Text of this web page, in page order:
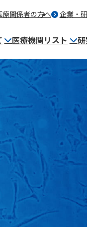
療関係者の方へ 企業・
とは
医療機関リスト
関